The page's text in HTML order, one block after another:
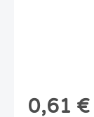
0,61 €